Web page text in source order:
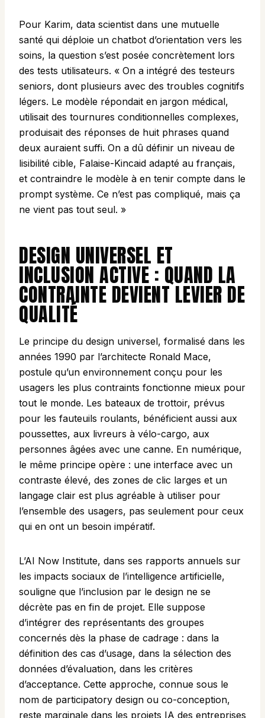
Pour Karim, data scientist dans une mutuelle
santé qui déploie un chatbot d’orientation vers les
soins, la question s’est posée concrètement lors
des tests utilisateurs. « On a intégré des testeurs
seniors, dont plusieurs avec des troubles cognitifs
légers. Le modèle répondait en jargon médical,
utilisait des tournures conditionnelles complexes,
produisait des réponses de huit phrases quand
deux auraient suffi. On a dû définir un niveau de
lisibilité cible, Falaise-Kincaid adapté au français,
et contraindre le modèle à en tenir compte dans le
prompt système. Ce n’est pas compliqué, mais ça
ne vient pas tout seul. »
DESIGN UNIVERSEL ET
INCLUSION ACTIVE : QUAND LA
CONTRAINTE DEVIENT LEVIER DE
QUALITÉ
Le principe du design universel, formalisé dans les
années 1990 par l’architecte Ronald Mace,
postule qu’un environnement conçu pour les
usagers les plus contraints fonctionne mieux pour
tout le monde. Les bateaux de trottoir, prévus
pour les fauteuils roulants, bénéficient aussi aux
poussettes, aux livreurs à vélo-cargo, aux
personnes âgées avec une canne. En numérique,
le même principe opère : une interface avec un
contraste élevé, des zones de clic larges et un
langage clair est plus agréable à utiliser pour
l’ensemble des usagers, pas seulement pour ceux
qui en ont un besoin impératif.
L’AI Now Institute, dans ses rapports annuels sur
les impacts sociaux de l’intelligence artificielle,
souligne que l’inclusion par le design ne se
décrète pas en fin de projet. Elle suppose
d’intégrer des représentants des groupes
concernés dès la phase de cadrage : dans la
définition des cas d’usage, dans la sélection des
données d’évaluation, dans les critères
d’acceptance. Cette approche, connue sous le
nom de participatory design ou co-conception,
reste marginale dans les projets IA des entreprises